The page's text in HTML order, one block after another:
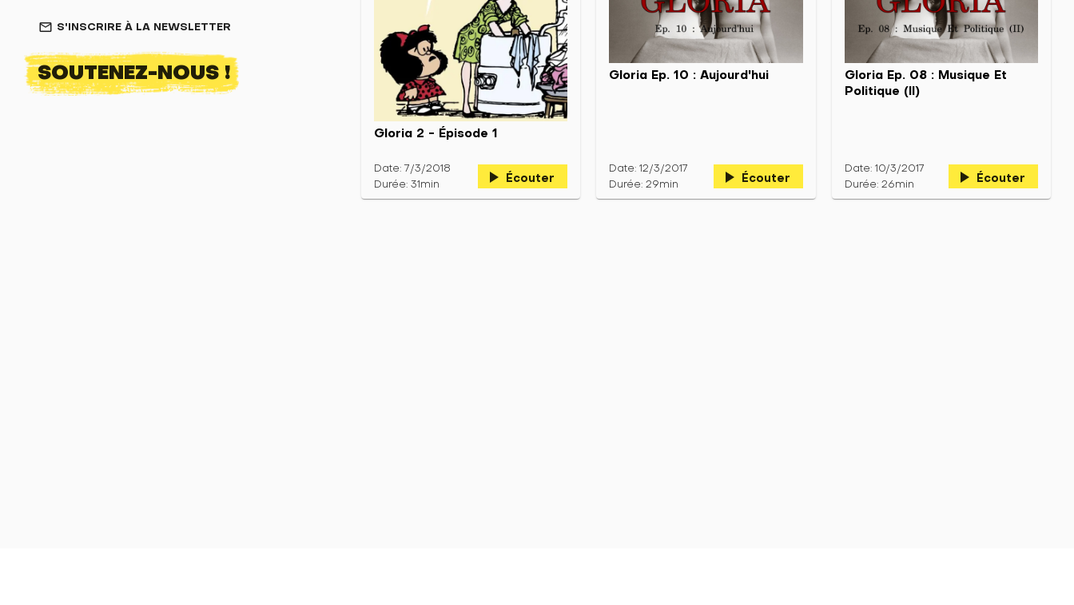
mail_outline S'INSCRIRE À LA NEWSLETTER
SOUTENEZ-NOUS !
Gloria 2 - Épisode 1
Date: 7/3/2018
Durée: 31min
play_arrow Écouter
Gloria Ep. 10 : Aujourd'hui
Date: 12/3/2017
Durée: 29min
play_arrow Écouter
Gloria Ep. 08 : Musique Et
Politique (II)
Date: 10/3/2017
Durée: 26min
play_arrow Écouter